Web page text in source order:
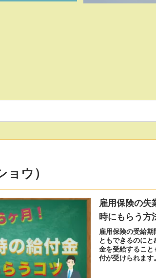
ョウ）
雇用保険の失
時にもらう方
雇用保険の受給
ともできるのに
金を受給するこ
付が受けられます